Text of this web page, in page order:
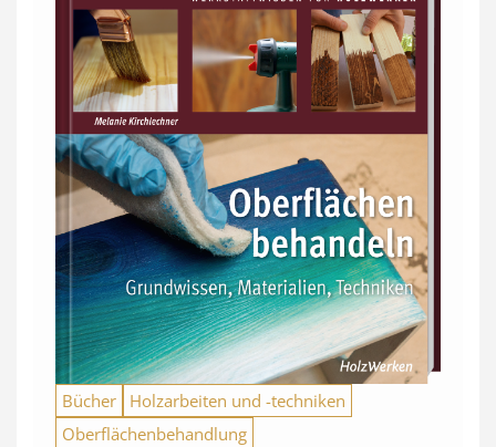
Bücher
Holzarbeiten und -techniken
Oberflächenbehandlung